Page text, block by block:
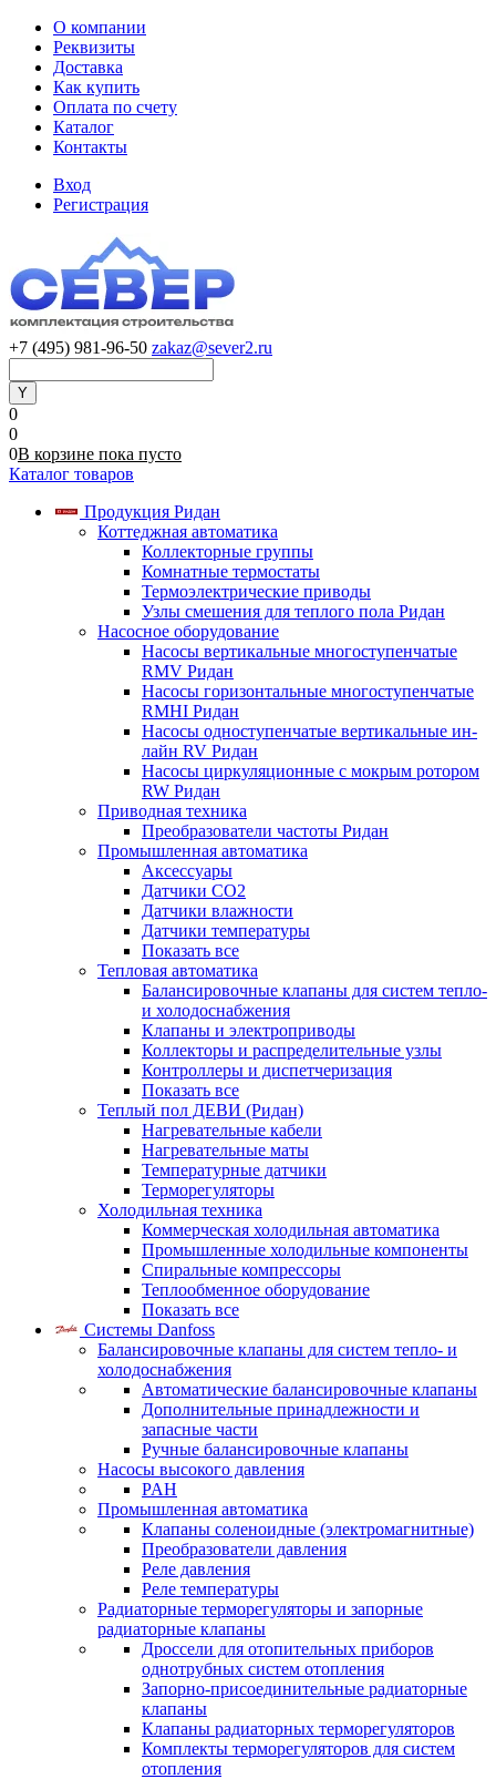
О компании
Реквизиты
Доставка
Как купить
Оплата по счету
Каталог
Контакты
Вход
Регистрация
+7 (495) 981-96-50 zakaz@sever2.ru
0
0
0В корзине пока пусто
Каталог товаров
Продукция Ридан
Коттеджная автоматика
Коллекторные группы
Комнатные термостаты
Термоэлектрические приводы
Узлы смешения для теплого пола Ридан
Насосное оборудование
Насосы вертикальные многоступенчатые
RMV Ридан
Насосы горизонтальные многоступенчатые
RMHI Ридан
Насосы одноступенчатые вертикальные ин-
лайн RV Ридан
Насосы циркуляционные с мокрым ротором
RW Ридан
Приводная техника
Преобразователи частоты Ридан
Промышленная автоматика
Аксессуары
Датчики CO2
Датчики влажности
Датчики температуры
Показать все
Тепловая автоматика
Балансировочные клапаны для систем тепло-
и холодоснабжения
Клапаны и электроприводы
Коллекторы и распределительные узлы
Контроллеры и диспетчеризация
Показать все
Теплый пол ДЕВИ (Ридан)
Нагревательные кабели
Нагревательные маты
Температурные датчики
Терморегуляторы
Холодильная техника
Коммерческая холодильная автоматика
Промышленные холодильные компоненты
Спиральные компрессоры
Теплообменное оборудование
Показать все
Системы Danfoss
Балансировочные клапаны для систем тепло- и
холодоснабжения
Автоматические балансировочные клапаны
Дополнительные принадлежности и
запасные части
Ручные балансировочные клапаны
Насосы высокого давления
PAH
Промышленная автоматика
Клапаны соленоидные (электромагнитные)
Преобразователи давления
Реле давления
Реле температуры
Радиаторные терморегуляторы и запорные
радиаторные клапаны
Дроссели для отопительных приборов
однотрубных систем отопления
Запорно-присоединительные радиаторные
клапаны
Клапаны радиаторных терморегуляторов
Комплекты терморегуляторов для систем
отопления